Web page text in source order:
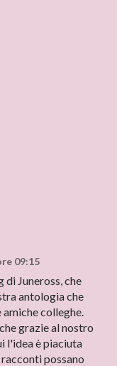
09:15
di Juneross, che
antologia che
amiche colleghe.
grazie al nostro
l'idea è piaciuta
possano